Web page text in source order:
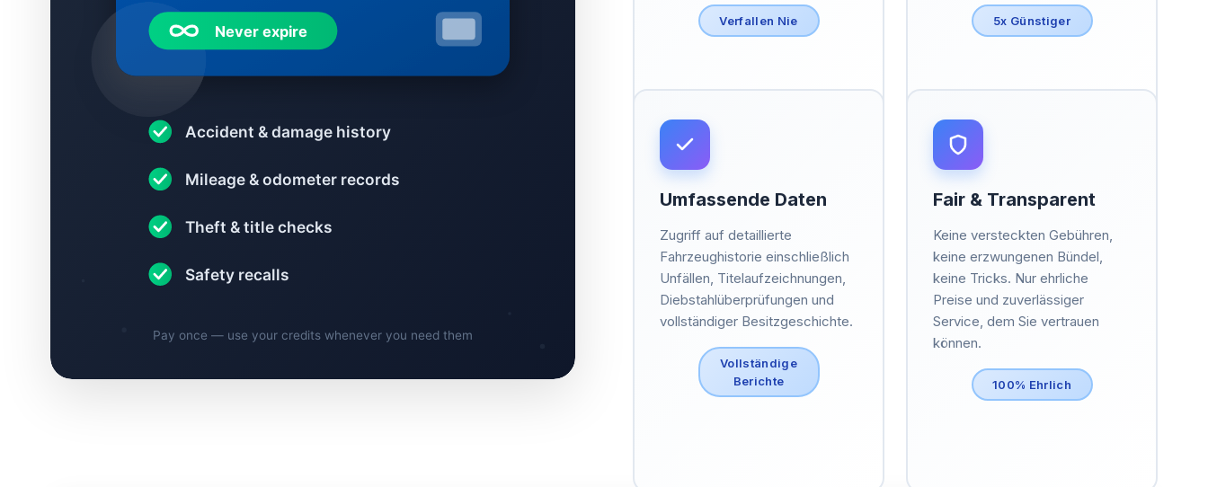
Verfallen Nie 5x Günstiger
Umfassende Daten
Zugriff auf detaillierte
Fahrzeughistorie einschließlich
Unfällen, Titelaufzeichnungen,
Diebstahlüberprüfungen und
vollständiger Besitzgeschichte.
Vollständige
Berichte
Fair & Transparent
Keine versteckten Gebühren,
keine erzwungenen Bündel,
keine Tricks. Nur ehrliche
Preise und zuverlässiger
Service, dem Sie vertrauen
können.
100% Ehrlich